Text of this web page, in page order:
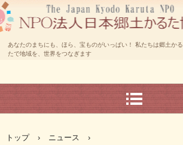
あなたのまちにも、ほら、宝ものがいっぱい！ 私たちは郷土かる
たで地域を、世界をつなぎます
トップ › ニュース ›